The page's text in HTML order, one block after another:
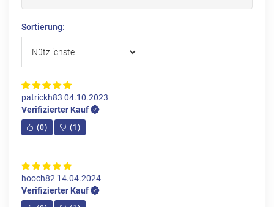
Sortierung:
patrickh83 04.10.2023
Verifizierter Kauf
(0) (1 )
hooch82 14.04.2024
Verifizierter Kauf